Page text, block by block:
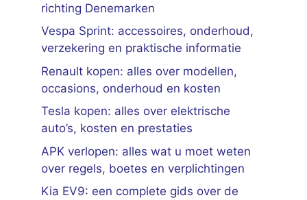
richting Denemarken
Vespa Sprint: accessoires, onderhoud,
verzekering en praktische informatie
Renault kopen: alles over modellen,
occasions, onderhoud en kosten
Tesla kopen: alles over elektrische
auto’s, kosten en prestaties
APK verlopen: alles wat u moet weten
over regels, boetes en verplichtingen
Kia EV9: een complete gids over de